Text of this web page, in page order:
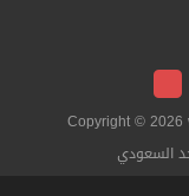
Copyright © 2026
السعودي